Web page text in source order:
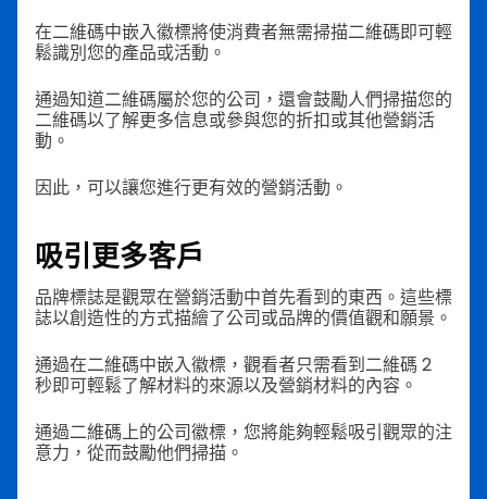
在二維碼中嵌入徽標將使消費者無需掃描二維碼即可輕
鬆識別您的產品或活動。
通過知道二維碼屬於您的公司，還會鼓勵人們掃描您的
二維碼以了解更多信息或參與您的折扣或其他營銷活
動。
因此，可以讓您進行更有效的營銷活動。
吸引更多客戶
品牌標誌是觀眾在營銷活動中首先看到的東西。這些標
誌以創造性的方式描繪了公司或品牌的價值觀和願景。
通過在二維碼中嵌入徽標，觀看者只需看到二維碼 2
秒即可輕鬆了解材料的來源以及營銷材料的內容。
通過二維碼上的公司徽標，您將能夠輕鬆吸引觀眾的注
意力，從而鼓勵他們掃描。